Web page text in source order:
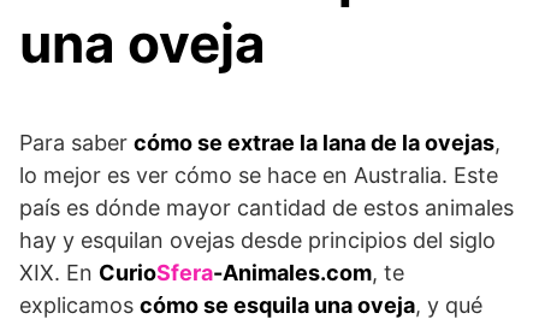
una oveja
Para saber cómo se extrae la lana de la ovejas,
lo mejor es ver cómo se hace en Australia. Este
país es dónde mayor cantidad de estos animales
hay y esquilan ovejas desde principios del siglo
XIX. En CurioSfera-Animales.com, te
explicamos cómo se esquila una oveja, y qué